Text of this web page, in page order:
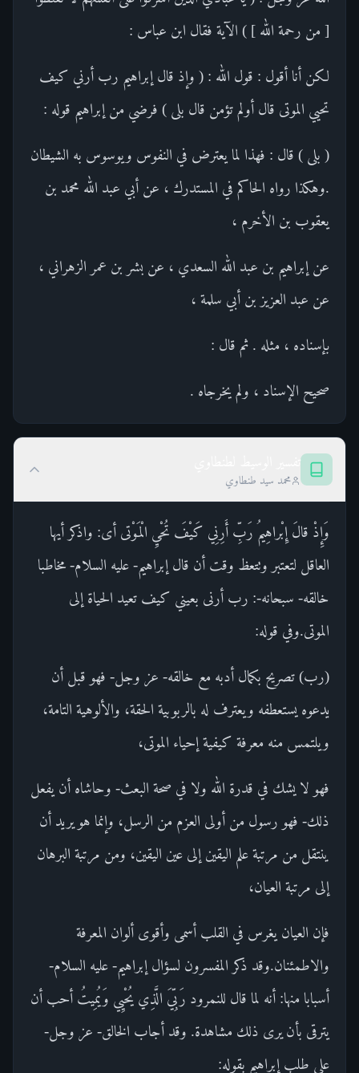
[ من رحمة الله ] ) الآية فقال ابن عباس :
لكن أنا أقول : قول الله : ( وإذ قال إبراهيم رب أرني كيف
تحيي الموتى قال أولم تؤمن قال بلى ) فرضي من إبراهيم قوله :
( بلى ) قال : فهذا لما يعترض في النفوس ويوسوس به الشيطان
.وهكذا رواه الحاكم في المستدرك ، عن أبي عبد الله محمد بن
يعقوب بن الأخرم ،
عن إبراهيم بن عبد الله السعدي ، عن بشر بن عمر الزهراني ،
عن عبد العزيز بن أبي سلمة ،
بإسناده ، مثله . ثم قال :
صحيح الإسناد ، ولم يخرجاه .
محمد سيد طنطاوي
وَإِذْ قالَ إِبْراهِيمُ رَبِّ أَرِنِي كَيْفَ تُحْيِ الْمَوْتى أى: واذكر أيها
العاقل لتعتبر وتتعظ وقت أن قال إبراهيم- عليه السلام- مخاطبا
خالقه- سبحانه-: رب أرنى بعيني كيف تعيد الحياة إلى
الموتى.وفي قوله:
(رب) تصريح بكمال أدبه مع خالقه- عز وجل- فهو قبل أن
يدعوه يستعطفه ويعترف له بالربوبية الحقة، والألوهية التامة،
ويلتمس منه معرفة كيفية إحياء الموتى،
فهو لا يشك في قدرة الله ولا في صحة البعث- وحاشاه أن يفعل
ذلك- فهو رسول من أولى العزم من الرسل، وإنما هو يريد أن
ينتقل من مرتبة علم اليقين إلى عين اليقين، ومن مرتبة البرهان
إلى مرتبة العيان،
فإن العيان يغرس في القلب أسمى وأقوى ألوان المعرفة
والاطمئنان.وقد ذكر المفسرون لسؤال إبراهيم- عليه السلام-
أسبابا منها: أنه لما قال للنمرود رَبِّيَ الَّذِي يُحْيِي وَيُمِيتُ أحب أن
يترقى بأن يرى ذلك مشاهدة. وقد أجاب الخالق- عز وجل-
على طلب إبراهيم بقوله: